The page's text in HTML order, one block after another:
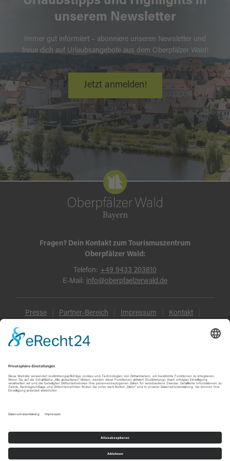
unserem Newsletter
Immer gut informiert – abonniere unseren Newsletter und
freue dich auf Urlaubsangebote aus dem Oberpfälzer Wald!
Jetzt anmelden!
Fragen? Dein Kontakt zum Tourismuszentrum
Oberpfälzer Wald:
Telefon: +49 9433 203810
E-Mail: info@oberpfaelzerwald.de
Presse Partner-Bereich Impressum Kontakt
Datenschutz